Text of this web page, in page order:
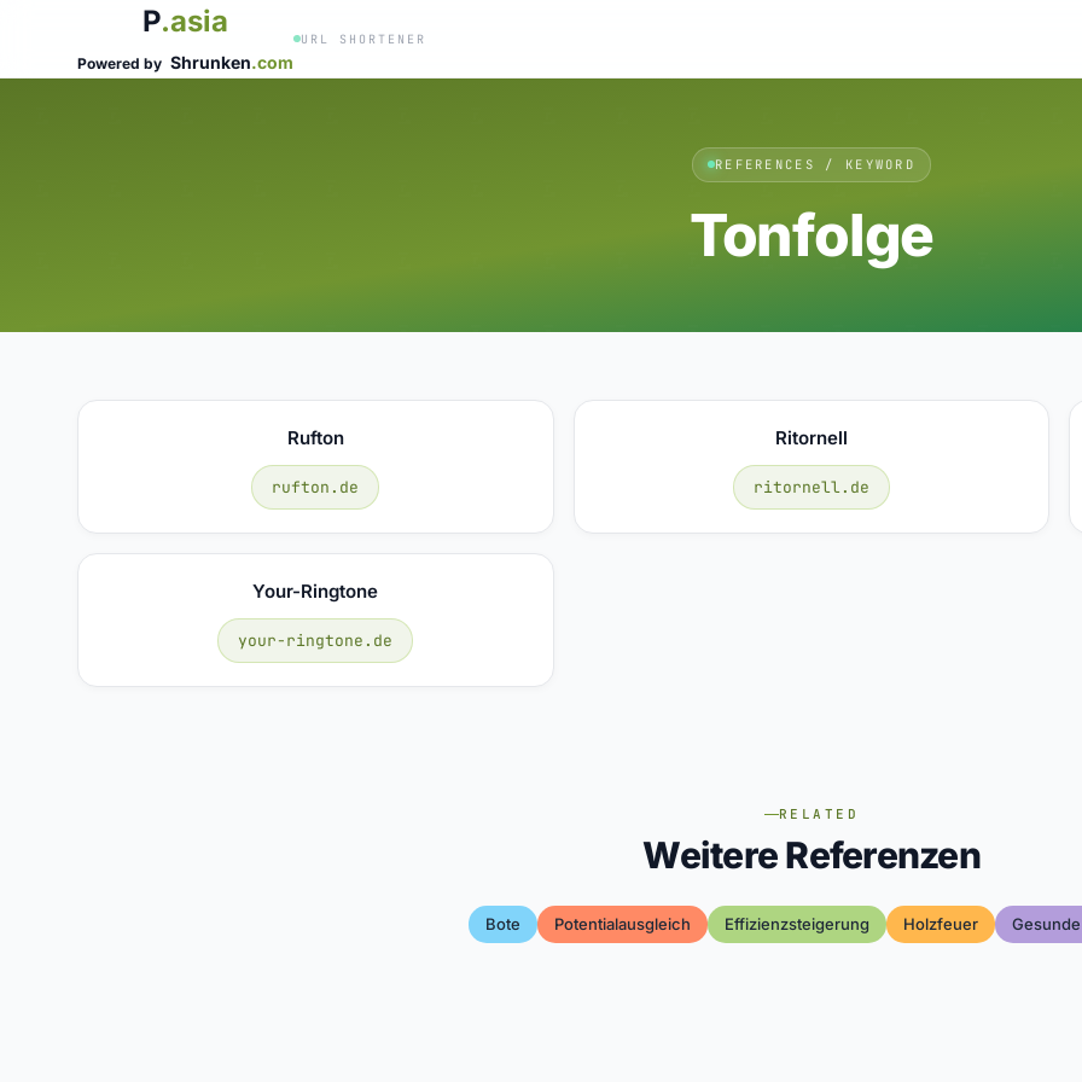
P.asia
Powered by Shrunken.com
URL SHORTENER
REFERENCES / KEYWORD
Tonfolge
Rufton
rufton.de
Ritornell
ritornell.de
Your-Ringtone
your-ringtone.de
RELATED
Weitere Referenzen
Bote Potentialausgleich Effizienzsteigerung Holzfeuer